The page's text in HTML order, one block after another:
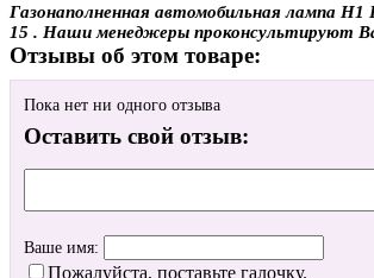
Газонаполненная автомобильная лампа
15 . Наши менеджеры проконсультируют
Отзывы об этом товаре:
Пока нет ни одного отзыва
Оставить свой отзыв:
Ваше имя:
Пожалуйста, поставьте галочку.